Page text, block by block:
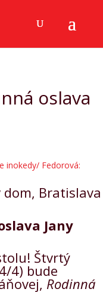
oslava
inokedy/ Fedorová:
dom, Bratislava
Jany
Štvrtý
4) bude
, Rodinná